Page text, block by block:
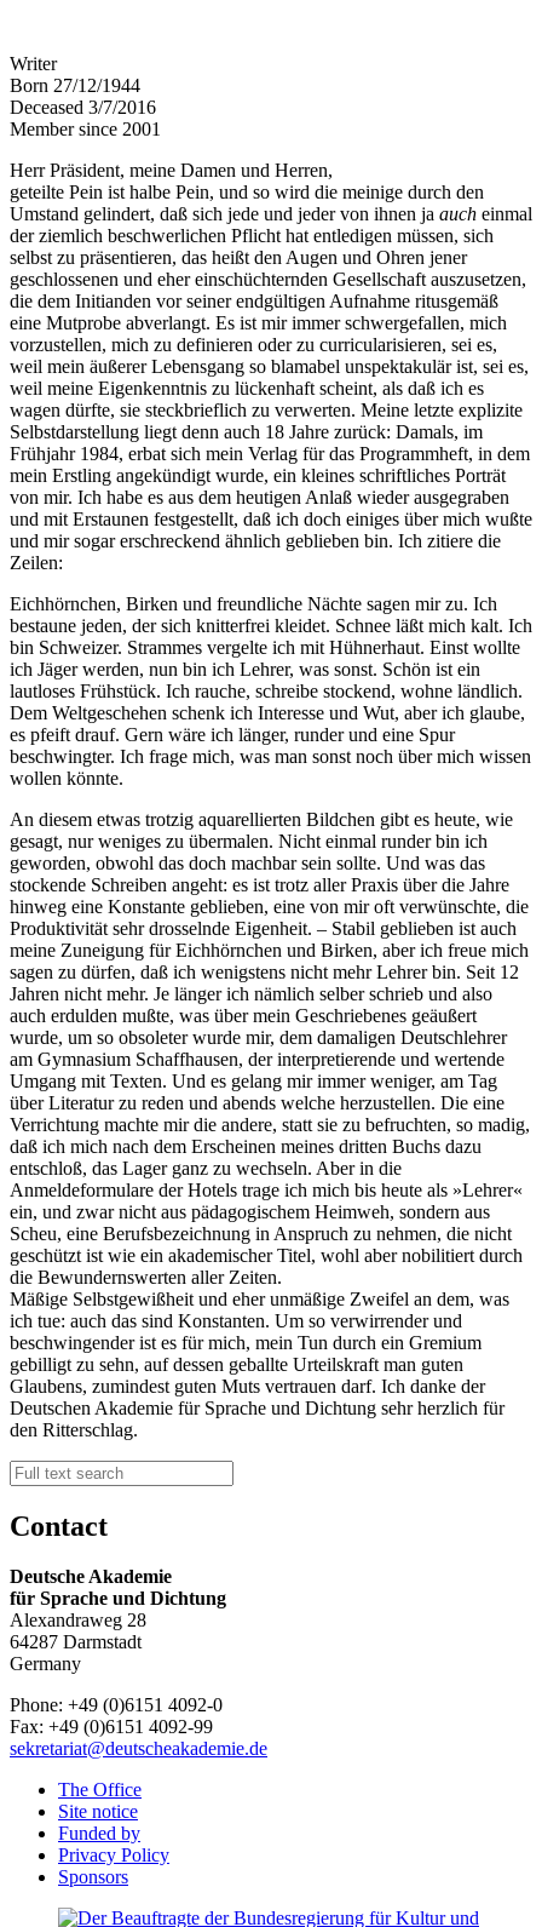
Writer
Born 27/12/1944
Deceased 3/7/2016
Member since 2001
Herr Präsident, meine Damen und Herren,
geteilte Pein ist halbe Pein, und so wird die meinige durch den
Umstand gelindert, daß sich jede und jeder von ihnen ja auch einmal
der ziemlich beschwerlichen Pflicht hat entledigen müssen, sich
selbst zu präsentieren, das heißt den Augen und Ohren jener
geschlossenen und eher einschüchternden Gesellschaft auszusetzen,
die dem Initianden vor seiner endgültigen Aufnahme ritusgemäß
eine Mutprobe abverlangt. Es ist mir immer schwergefallen, mich
vorzustellen, mich zu definieren oder zu curricularisieren, sei es,
weil mein äußerer Lebensgang so blamabel unspektakulär ist, sei es,
weil meine Eigenkenntnis zu lückenhaft scheint, als daß ich es
wagen dürfte, sie steckbrieflich zu verwerten. Meine letzte explizite
Selbstdarstellung liegt denn auch 18 Jahre zurück: Damals, im
Frühjahr 1984, erbat sich mein Verlag für das Programmheft, in dem
mein Erstling angekündigt wurde, ein kleines schriftliches Porträt
von mir. Ich habe es aus dem heutigen Anlaß wieder ausgegraben
und mit Erstaunen festgestellt, daß ich doch einiges über mich wußte
und mir sogar erschreckend ähnlich geblieben bin. Ich zitiere die
Zeilen:
Eichhörnchen, Birken und freundliche Nächte sagen mir zu. Ich
bestaune jeden, der sich knitterfrei kleidet. Schnee läßt mich kalt. Ich
bin Schweizer. Strammes vergelte ich mit Hühnerhaut. Einst wollte
ich Jäger werden, nun bin ich Lehrer, was sonst. Schön ist ein
lautloses Frühstück. Ich rauche, schreibe stockend, wohne ländlich.
Dem Weltgeschehen schenk ich Interesse und Wut, aber ich glaube,
es pfeift drauf. Gern wäre ich länger, runder und eine Spur
beschwingter. Ich frage mich, was man sonst noch über mich wissen
wollen könnte.
An diesem etwas trotzig aquarellierten Bildchen gibt es heute, wie
gesagt, nur weniges zu übermalen. Nicht einmal runder bin ich
geworden, obwohl das doch machbar sein sollte. Und was das
stockende Schreiben angeht: es ist trotz aller Praxis über die Jahre
hinweg eine Konstante geblieben, eine von mir oft verwünschte, die
Produktivität sehr drosselnde Eigenheit. ‒ Stabil geblieben ist auch
meine Zuneigung für Eichhörnchen und Birken, aber ich freue mich
sagen zu dürfen, daß ich wenigstens nicht mehr Lehrer bin. Seit 12
Jahren nicht mehr. Je länger ich nämlich selber schrieb und also
auch erdulden mußte, was über mein Geschriebenes geäußert
wurde, um so obsoleter wurde mir, dem damaligen Deutschlehrer
am Gymnasium Schaffhausen, der interpretierende und wertende
Umgang mit Texten. Und es gelang mir immer weniger, am Tag
über Literatur zu reden und abends welche herzustellen. Die eine
Verrichtung machte mir die andere, statt sie zu befruchten, so madig,
daß ich mich nach dem Erscheinen meines dritten Buchs dazu
entschloß, das Lager ganz zu wechseln. Aber in die
Anmeldeformulare der Hotels trage ich mich bis heute als »Lehrer«
ein, und zwar nicht aus pädagogischem Heimweh, sondern aus
Scheu, eine Berufsbezeichnung in Anspruch zu nehmen, die nicht
geschützt ist wie ein akademischer Titel, wohl aber nobilitiert durch
die Bewundernswerten aller Zeiten.
Mäßige Selbstgewißheit und eher unmäßige Zweifel an dem, was
ich tue: auch das sind Konstanten. Um so verwirrender und
beschwingender ist es für mich, mein Tun durch ein Gremium
gebilligt zu sehn, auf dessen geballte Urteilskraft man guten
Glaubens, zumindest guten Muts vertrauen darf. Ich danke der
Deutschen Akademie für Sprache und Dichtung sehr herzlich für
den Ritterschlag.
Contact
Deutsche Akademie
für Sprache und Dichtung
Alexandraweg 28
64287 Darmstadt
Germany
Phone: +49 (0)6151 4092-0
Fax: +49 (0)6151 4092-99
sekretariat@deutscheakademie.de
The Office
Site notice
Funded by
Privacy Policy
Sponsors